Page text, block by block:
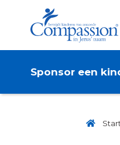
Sponsor een